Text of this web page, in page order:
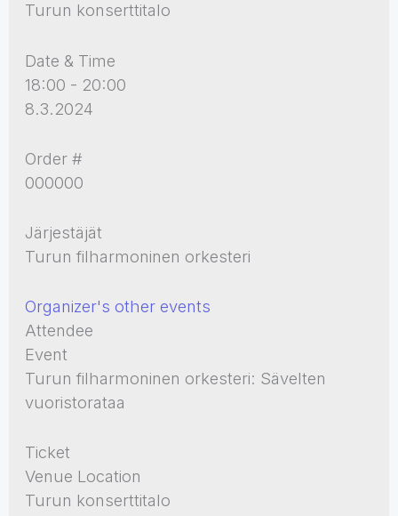
Turun konserttitalo
Date & Time
18:00 - 20:00
8.3.2024
Order #
000000
Järjestäjät
Turun filharmoninen orkesteri
Organizer's other events
Attendee
Event
Turun filharmoninen orkesteri: Sävelten
vuoristorataa
Ticket
Venue Location
Turun konserttitalo